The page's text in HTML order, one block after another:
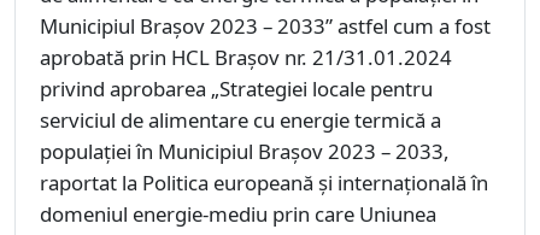
Municipiul Brașov 2023 – 2033” astfel cum a fost
aprobată prin HCL Brașov nr. 21/31.01.2024
privind aprobarea „Strategiei locale pentru
serviciul de alimentare cu energie termică a
populației în Municipiul Brașov 2023 – 2033,
raportat la Politica europeană și internațională în
domeniul energie-mediu prin care Uniunea